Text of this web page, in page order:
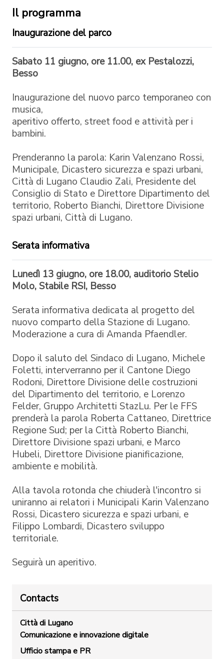
Il programma
Inaugurazione del parco
Sabato 11 giugno, ore 11.00, ex Pestalozzi,
Besso
Inaugurazione del nuovo parco temporaneo con
musica,
aperitivo offerto, street food e attività per i
bambini.
Prenderanno la parola: Karin Valenzano Rossi,
Municipale, Dicastero sicurezza e spazi urbani,
Città di Lugano Claudio Zali, Presidente del
Consiglio di Stato e Direttore Dipartimento del
territorio, Roberto Bianchi, Direttore Divisione
spazi urbani, Città di Lugano.
Serata informativa
Lunedì 13 giugno, ore 18.00, auditorio Stelio
Molo, Stabile RSI, Besso
Serata informativa dedicata al progetto del
nuovo comparto della Stazione di Lugano.
Moderazione a cura di Amanda Pfaendler.
Dopo il saluto del Sindaco di Lugano, Michele
Foletti, interverranno per il Cantone Diego
Rodoni, Direttore Divisione delle costruzioni
del Dipartimento del territorio, e Lorenzo
Felder, Gruppo Architetti StazLu. Per le FFS
prenderà la parola Roberta Cattaneo, Direttrice
Regione Sud; per la Città Roberto Bianchi,
Direttore Divisione spazi urbani, e Marco
Hubeli, Direttore Divisione pianificazione,
ambiente e mobilità.
Alla tavola rotonda che chiuderà l'incontro si
uniranno ai relatori i Municipali Karin Valenzano
Rossi, Dicastero sicurezza e spazi urbani, e
Filippo Lombardi, Dicastero sviluppo
territoriale.
Seguirà un aperitivo.
Contacts
Città di Lugano
Comunicazione e innovazione digitale
Ufficio stampa e PR